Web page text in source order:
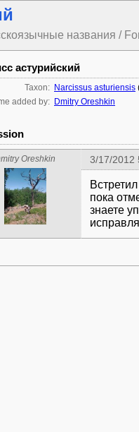
названия /
астурийский
Taxon: Narcissus asturiensis
added by: Dmitry Oreshkin
Oreshkin 3/17/2012
пока
знаете